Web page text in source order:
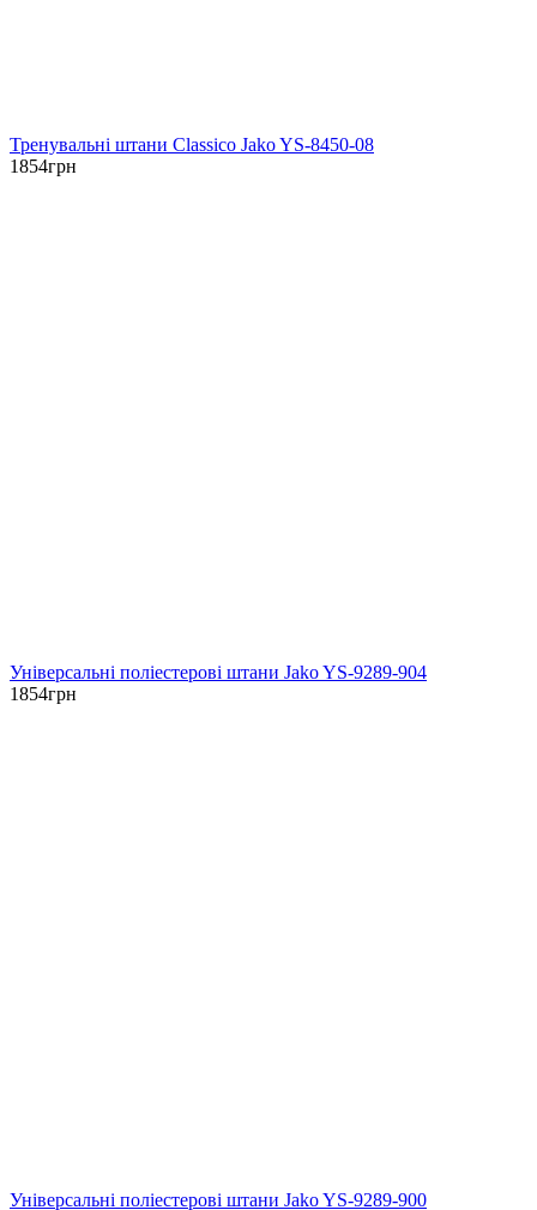
Тренувальні штани Classico Jako YS-8450-08
1854грн
Універсальні поліестерові штани Jako YS-9289-904
1854грн
Універсальні поліестерові штани Jako YS-9289-900